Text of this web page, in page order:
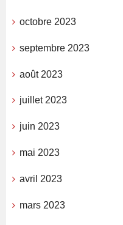
octobre 2023
septembre 2023
août 2023
juillet 2023
juin 2023
mai 2023
avril 2023
mars 2023